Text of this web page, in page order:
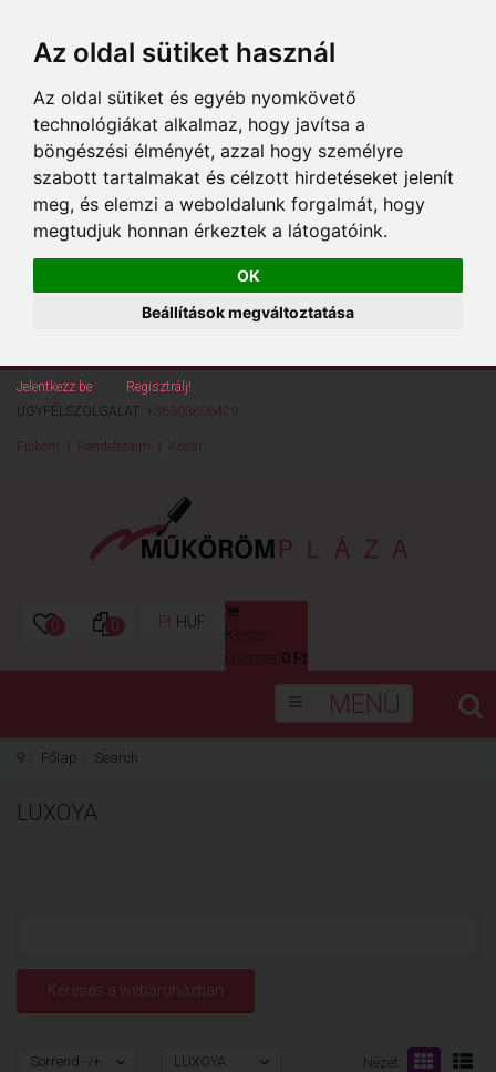
Az oldal sütiket használ
Az oldal sütiket és egyéb nyomkövető
technológiákat alkalmaz, hogy javítsa a
böngészési élményét, azzal hogy személyre
szabott tartalmakat és célzott hirdetéseket jelenít
meg, és elemzi a weboldalunk forgalmát, hogy
megtudjuk honnan érkeztek a látogatóink.
OK
Beállítások megváltoztatása
Jelentkezz be
Regisztrálj!
ÜGYFÉLSZOLGÁLAT: +36303606429
Fiókom Rendeléseim Kosár
0 0 Ft HUF
Kosár
Összes: 0 Ft
MENÜ
Főlap Search
LUXOYA
Nézet:
Sorrend -/+ LUXOYA